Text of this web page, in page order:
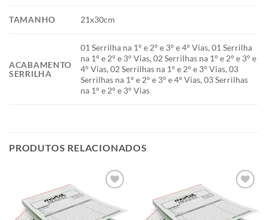
TAMANHO 21x30cm
ACABAMENTO
SERRILHA
01 Serrilha na 1° e 2° e 3° e 4° Vias, 01 Serrilha
na 1° e 2° e 3° Vias, 02 Serrilhas na 1° e 2° e 3° e
4° Vias, 02 Serrilhas na 1° e 2° e 3° Vias, 03
Serrilhas na 1° e 2° e 3° e 4° Vias, 03 Serrilhas
na 1° e 2° e 3° Vias
PRODUTOS RELACIONADOS
Add to Add to